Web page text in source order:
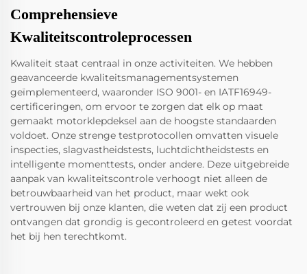
Comprehensieve
Kwaliteitscontroleprocessen
Kwaliteit staat centraal in onze activiteiten. We hebben
geavanceerde kwaliteitsmanagementsystemen
geïmplementeerd, waaronder ISO 9001- en IATF16949-
certificeringen, om ervoor te zorgen dat elk op maat
gemaakt motorklepdeksel aan de hoogste standaarden
voldoet. Onze strenge testprotocollen omvatten visuele
inspecties, slagvastheidstests, luchtdichtheidstests en
intelligente momenttests, onder andere. Deze uitgebreide
aanpak van kwaliteitscontrole verhoogt niet alleen de
betrouwbaarheid van het product, maar wekt ook
vertrouwen bij onze klanten, die weten dat zij een product
ontvangen dat grondig is gecontroleerd en getest voordat
het bij hen terechtkomt.